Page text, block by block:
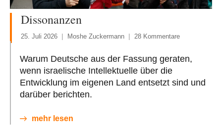
Dissonanzen
25. Juli 2026 Moshe Zuckermann 28 Kommentare
Warum Deutsche aus der Fassung geraten,
wenn israelische Intellektuelle über die
Entwicklung im eigenen Land entsetzt sind und
darüber berichten.
mehr lesen